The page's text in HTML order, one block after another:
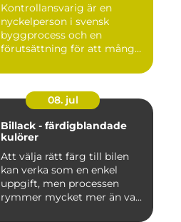
Kontrollansvarig är en
nyckelperson i svensk
byggprocess och en
förutsättning för att många
08. jul
Billack - färdigblandade
kulörer
Att välja rätt färg till bilen
kan verka som en enkel
uppgift, men processen
rymmer mycket mer än va...